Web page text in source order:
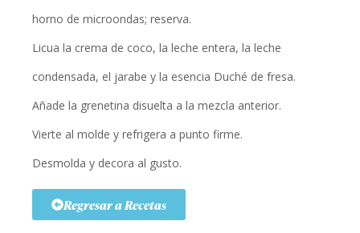
horno de microondas; reserva.
Licua la crema de coco, la leche entera, la leche
condensada, el jarabe y la esencia Duché de fresa.
Añade la grenetina disuelta a la mezcla anterior.
Vierte al molde y refrigera a punto firme.
Desmolda y decora al gusto.
Regresar a Recetas